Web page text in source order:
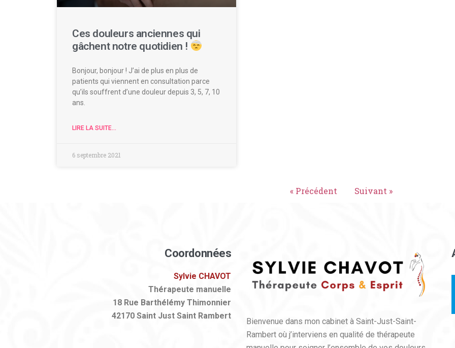
Ces douleurs anciennes qui
gâchent notre quotidien !
Bonjour, bonjour ! J’ai de plus en plus de
patients qui viennent en consultation parce
qu’ils souffrent d’une douleur depuis 3, 5, 7, 10
ans.
LIRE LA SUITE...
6 septembre 2021
« Précédent Suivant »
Coordonnées
Sylvie CHAVOT
Thérapeute manuelle
18 Rue Barthélémy Thimonnier
42170 Saint Just Saint Rambert
Bienvenue dans mon cabinet à Saint-Just-Saint-
Rambert où j’interviens en qualité de thérapeute